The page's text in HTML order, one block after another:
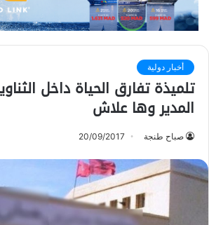
أخبار دولية
تلميذة تفارق الحياة داخل
المدير وها علاش
صباح طنجة 20/09/2017